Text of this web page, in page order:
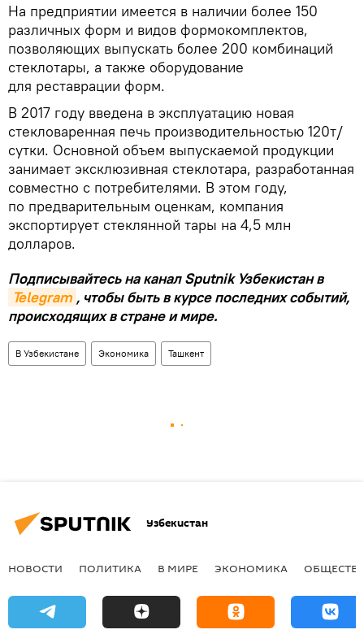
На предприятии имеется в наличии более 150
различных форм и видов формокомплектов,
позволяющих выпускать более 200 комбинаций
стеклотары, а также оборудование
для реставрации форм.
В 2017 году введена в эксплуатацию новая
стекловаренная печь производительностью 120т/
сутки. Основной объем выпускаемой продукции
занимает эксклюзивная стеклотара, разработанная
совместно с потребителями. В этом году,
по предварительным оценкам, компания
экспортирует стеклянной тары на 4,5 млн
долларов.
Подписывайтесь на канал Sputnik Узбекистан в
Telegram , чтобы быть в курсе последних событий,
происходящих в стране и мире.
В Узбекистане Экономика Ташкент
Узбекистан
НОВОСТИ ПОЛИТИКА В МИРЕ ЭКОНОМИКА